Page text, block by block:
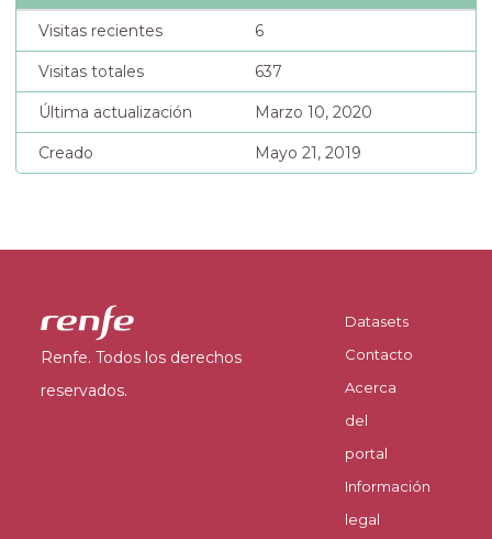
Visitas recientes 6
Visitas totales 637
Última actualización Marzo 10, 2020
Creado Mayo 21, 2019
Renfe. Todos los derechos
reservados.
Datasets
Contacto
Acerca
del
portal
Información
legal